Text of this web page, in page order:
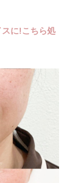
に!こちら処